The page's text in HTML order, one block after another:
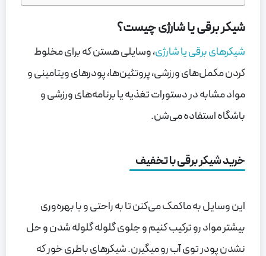
شیکر برقی یا شارژی چیست؟
شیکرهای برقی یا شارژی، وسایلی هستن که برای مخلوط
کردن مکمل‌های ورزشی، پروتئین‌ها، پودرهای ویتامینی و
مواد مشابه در دستورات تغذیه یا برنامه‌های ورزشی‌ و
باشگاه استفاده می‌شن.
خرید شیکر برقی با تخفیف
این وسایل به ماکمک می‌کنن تا به راحتی و با بهره‌وری
بیشتر مواد رو ترکیب کنیم و جلوی گلوله گلوله شدن و حل
نشدن پودر توی آب رو میگیرن. شیکرهای باطری خور که